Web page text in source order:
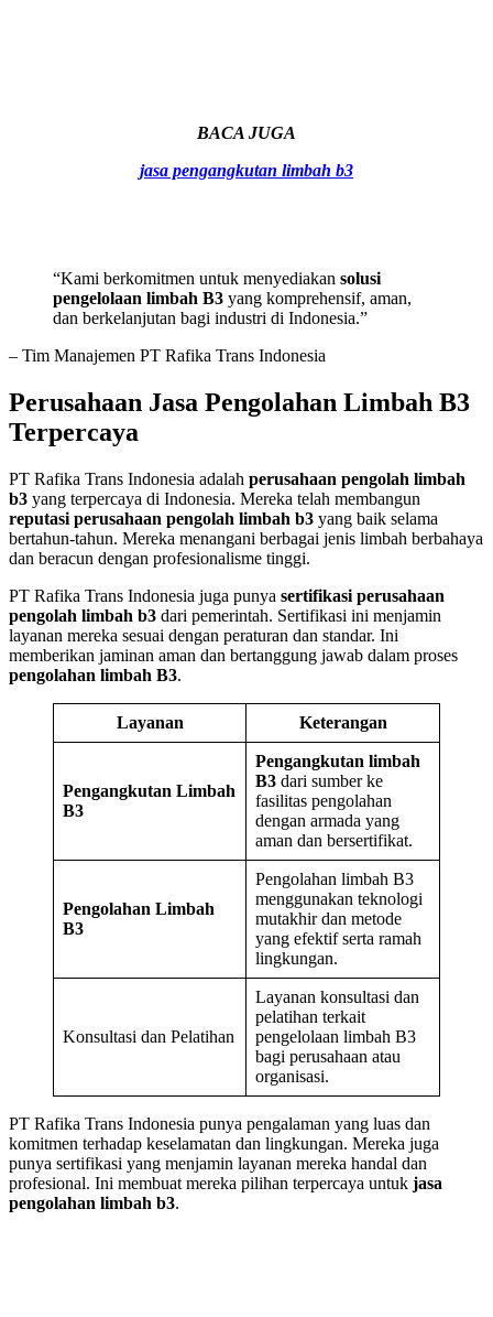
BACA JUGA
jasa pengangkutan limbah b3
“Kami berkomitmen untuk menyediakan solusi
pengelolaan limbah B3 yang komprehensif, aman,
dan berkelanjutan bagi industri di Indonesia.”
– Tim Manajemen PT Rafika Trans Indonesia
Perusahaan Jasa Pengolahan Limbah B3
Terpercaya
PT Rafika Trans Indonesia adalah perusahaan pengolah limbah
b3 yang terpercaya di Indonesia. Mereka telah membangun
reputasi perusahaan pengolah limbah b3 yang baik selama
bertahun-tahun. Mereka menangani berbagai jenis limbah berbahaya
dan beracun dengan profesionalisme tinggi.
PT Rafika Trans Indonesia juga punya sertifikasi perusahaan
pengolah limbah b3 dari pemerintah. Sertifikasi ini menjamin
layanan mereka sesuai dengan peraturan dan standar. Ini
memberikan jaminan aman dan bertanggung jawab dalam proses
pengolahan limbah B3.
Layanan Keterangan
Pengangkutan Limbah
B3
Pengangkutan limbah
B3 dari sumber ke
fasilitas pengolahan
dengan armada yang
aman dan bersertifikat.
Pengolahan Limbah
B3
Pengolahan limbah B3
menggunakan teknologi
mutakhir dan metode
yang efektif serta ramah
lingkungan.
Konsultasi dan Pelatihan
Layanan konsultasi dan
pelatihan terkait
pengelolaan limbah B3
bagi perusahaan atau
organisasi.
PT Rafika Trans Indonesia punya pengalaman yang luas dan
komitmen terhadap keselamatan dan lingkungan. Mereka juga
punya sertifikasi yang menjamin layanan mereka handal dan
profesional. Ini membuat mereka pilihan terpercaya untuk jasa
pengolahan limbah b3.